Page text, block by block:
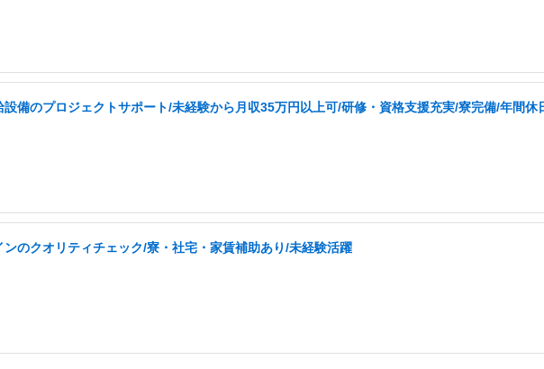
設備のプロジェクトサポート/未経験から月収35万円以上可/研修・資格支援充実/寮完備/年間休
のクオリティチェック/寮・社宅・家賃補助あり/未経験活躍